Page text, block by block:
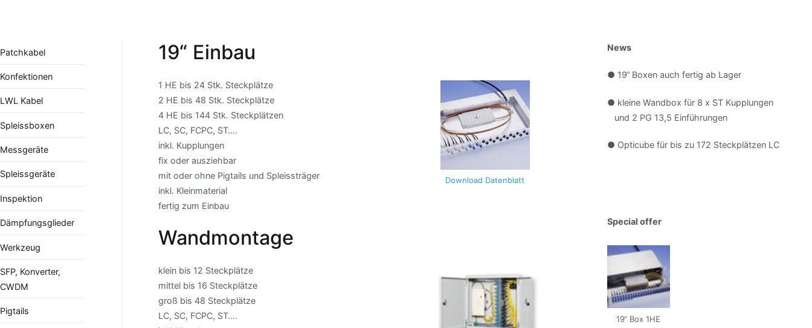
19“ Einbau
1 HE bis 24 Stk. Steckplätze
2 HE bis 48 Stk. Steckplätze
4 HE bis 144 Stk. Steckplätzen
LC, SC, FCPC, ST….
inkl. Kupplungen
fix oder ausziehbar
mit oder ohne Pigtails und Spleissträger
inkl. Kleinmaterial
fertig zum Einbau
Wandmontage
klein bis 12 Steckplätze
mittel bis 16 Steckplätze
groß bis 48 Steckplätze
LC, SC, FCPC, ST….
Download Datenblatt
News
● 19“ Boxen auch fertig ab Lager
● kleine Wandbox für 8 x ST Kupplungen
und 2 PG 13,5 Einführungen
● Opticube für bis zu 172 Steckplätzen LC
Special offer
19“ Box 1HE
Patchkabel
Konfektionen
LWL Kabel
Spleissboxen
Messgeräte
Spleissgeräte
Inspektion
Dämpfungsglieder
Werkzeug
SFP, Konverter,
CWDM
Pigtails